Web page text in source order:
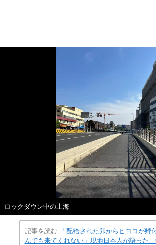
ロックダウン中の上海
記事を読む
「配給された卵からヒヨコが孵
んでも来てくれない」現地日本人が語った